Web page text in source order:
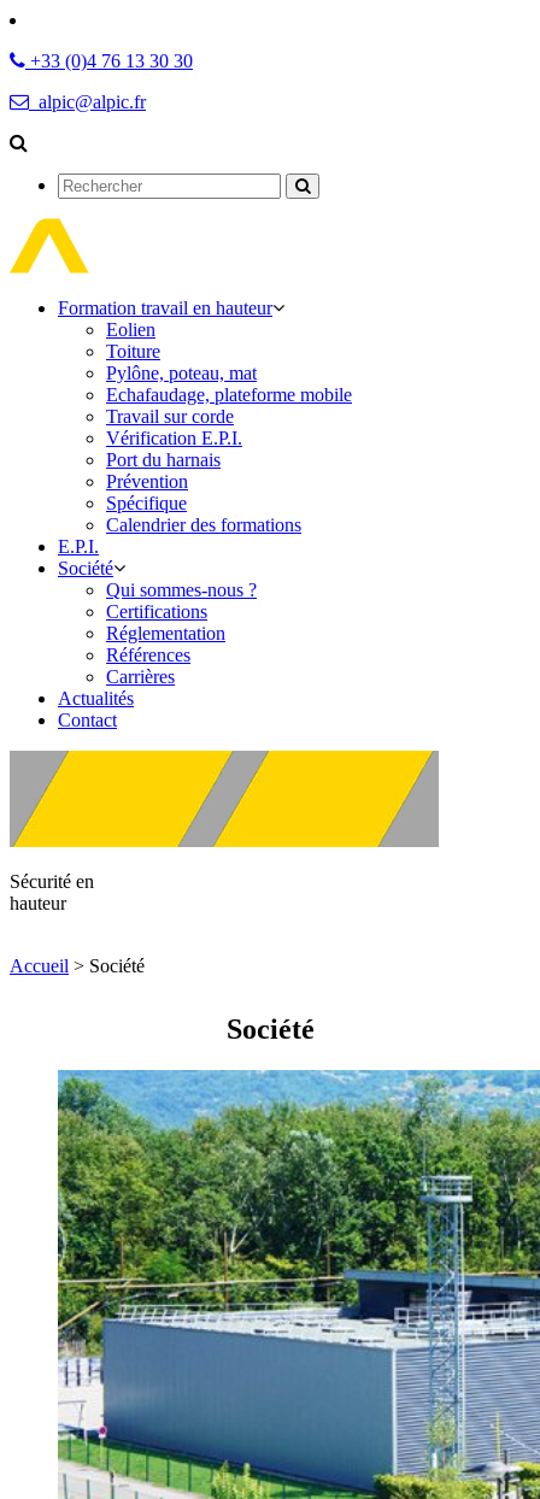
+33 (0)4 76 13 30 30
alpic@alpic.fr
Rechercher
Formation travail en hauteur
Eolien
Toiture
Pylône, poteau, mat
Echafaudage, plateforme mobile
Travail sur corde
Vérification E.P.I.
Port du harnais
Prévention
Spécifique
Calendrier des formations
E.P.I.
Société
Qui sommes-nous ?
Certifications
Réglementation
Références
Carrières
Actualités
Contact
Sécurité en
hauteur
Accueil > Société
Société